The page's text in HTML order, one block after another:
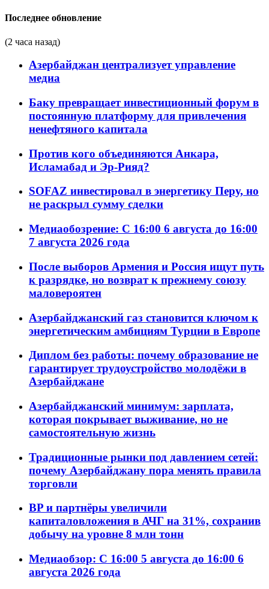
Последнее обновление
(2 часа назад)
Азербайджан централизует управление
медиа
Баку превращает инвестиционный форум в
постоянную платформу для привлечения
ненефтяного капитала
Против кого объединяются Анкара,
Исламабад и Эр-Рияд?
SOFAZ инвестировал в энергетику Перу, но
не раскрыл сумму сделки
Медиаобозрение: С 16:00 6 августа до 16:00
7 августа 2026 года
После выборов Армения и Россия ищут путь
к разрядке, но возврат к прежнему союзу
маловероятен
Азербайджанский газ становится ключом к
энергетическим амбициям Турции в Европе
Диплом без работы: почему образование не
гарантирует трудоустройство молодёжи в
Азербайджане
Азербайджанский минимум: зарплата,
которая покрывает выживание, но не
самостоятельную жизнь
Традиционные рынки под давлением сетей:
почему Азербайджану пора менять правила
торговли
BP и партнёры увеличили
капиталовложения в АЧГ на 31%, сохранив
добычу на уровне 8 млн тонн
Медиаобзор: С 16:00 5 августа до 16:00 6
августа 2026 года